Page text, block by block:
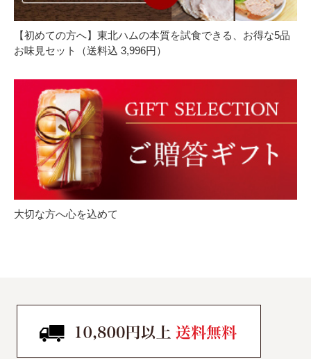
【初めての方へ】東北ハムの本質を試食できる、お得な5品
お味見セット（送料込 3,996円）
大切な方へ心を込めて